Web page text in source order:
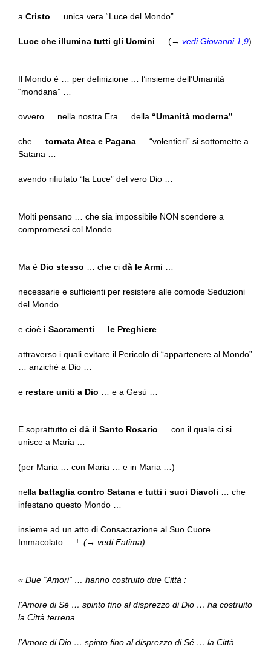
a Cristo … unica vera “Luce del Mondo” …
Luce che illumina tutti gli Uomini … (→ vedi Giovanni 1,9)
Il Mondo è … per definizione … l’insieme dell’Umanità
“mondana” …
ovvero … nella nostra Era … della “Umanità moderna”
che … tornata Atea e Pagana … “volentieri” si sottomette a
Satana …
avendo rifiutato “la Luce” del vero Dio …
Molti pensano … che sia impossibile NON scendere a
compromessi col Mondo …
Ma è Dio stesso … che ci dà le Armi
necessarie e sufficienti per resistere alle comode Seduzioni
del Mondo …
e cioè i Sacramenti le Preghiere
attraverso i quali evitare il Pericolo di “appartenere al Mondo”
… anziché a Dio …
e restare uniti a Dio … e a Gesù …
E soprattutto ci dà il Santo Rosario … con il quale ci si
unisce a Maria …
(per Maria … con Maria … e in Maria …)
nella battaglia contro Satana e tutti i suoi Diavoli … che
infestano questo Mondo …
insieme ad un atto di Consacrazione al Suo Cuore
Immacolato … ! (→ vedi Fatima).
« Due “Amori” … hanno costruito due Città :
l’Amore di Sé … spinto fino al disprezzo di Dio … ha costruito
la Città terrena
l’Amore di Dio … spinto fino al disprezzo di Sé … la Città